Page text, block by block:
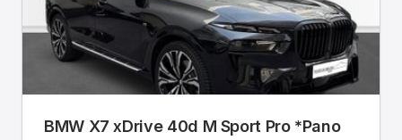
BMW X7 xDrive 40d M Sport Pro *Pano